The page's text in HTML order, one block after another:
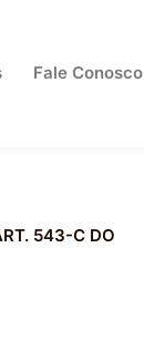
Fale Conosco
543-C DO